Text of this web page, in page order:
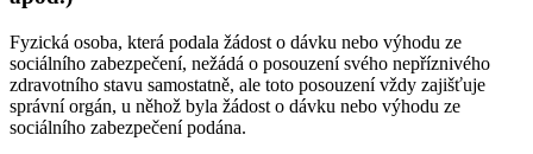
Fyzická osoba, která podala žádost o dávku nebo výhodu ze
sociálního zabezpečení, nežádá o posouzení svého nepříznivého
zdravotního stavu samostatně, ale toto posouzení vždy zajišťuje
správní orgán, u něhož byla žádost o dávku nebo výhodu ze
sociálního zabezpečení podána.